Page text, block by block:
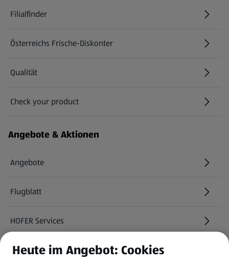
Filialfinder
Österreichs Frische-Diskonter
Qualität
Check your product
(öffnet in einem neuen Tab)
Angebote & Aktionen
Angebote
Flugblatt
HOFER Services
Newsletter
Heute im Angebot: Cookies